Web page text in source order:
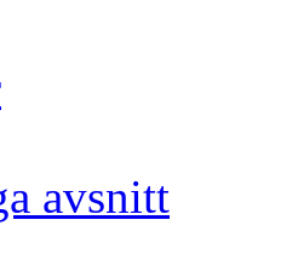
avsnitt